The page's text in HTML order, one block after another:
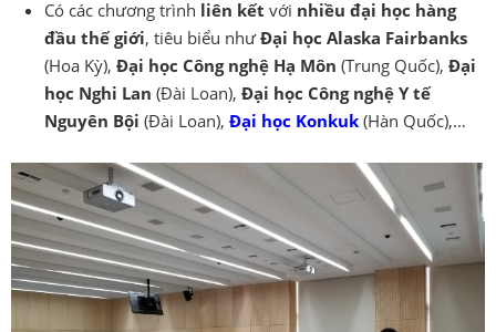
Có các chương trình liên kết với nhiều đại học hàng
đầu thế giới, tiêu biểu nhưĐại học Alaska Fairbanks
(Hoa Kỳ), Đại học Công nghệ Hạ Môn (Trung Quốc), Đại
học Nghi Lan (Đài Loan), Đại học Công nghệ Y tế
Nguyên Bội (Đài Loan), Đại học Konkuk (Hàn Quốc),…